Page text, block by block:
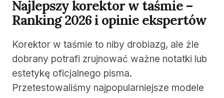
Najlepszy korektor w taśmie –
Ranking 2026 i opinie ekspertów
Korektor w taśmie to niby drobiazg, ale źle
dobrany potrafi zrujnować ważne notatki lub
estetykę oficjalnego pisma.
Przetestowaliśmy najpopularniejsze modele